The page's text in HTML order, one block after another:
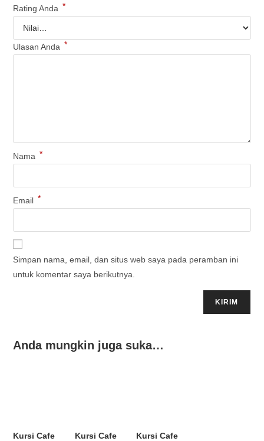
Rating Anda *
Ulasan Anda *
Nama *
Email *
Simpan nama, email, dan situs web saya pada peramban ini
untuk komentar saya berikutnya.
Anda mungkin juga suka…
Kursi Cafe
Kursi Cafe
Kursi Cafe